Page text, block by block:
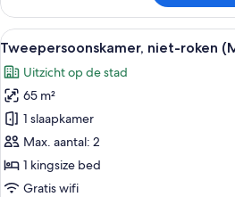
Twin
kamer,
roken
Wing)
Alle
foto's
voor
Tweepersoonskamer,
niet-
roken
(Maisonette
King)
Een
6
Tweepersoonskamer, niet-roken
Uitzicht op de stad
65 m²
1 slaapkamer
Max. aantal: 2
1 kingsize bed
Gratis wifi